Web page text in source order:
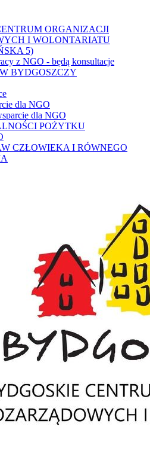
ORGANIZACJI
I WOLONTARIATU
5)
z NGO - będą konsultacje
BYDGOSZCZY
dla NGO
dla NGO
POŻYTKU
CZŁOWIEKA I RÓWNEGO